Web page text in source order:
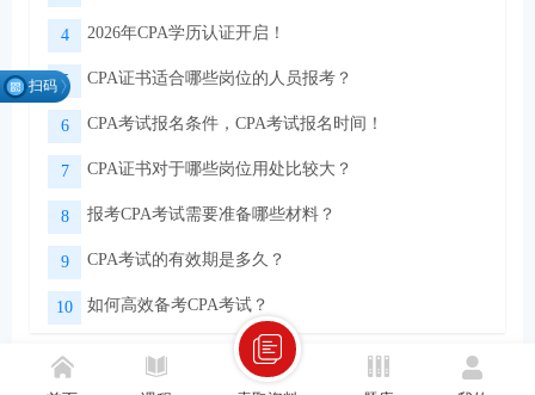
4 2026年CPA学历认证开启！
5 CPA证书适合哪些岗位的人员报考？
6 CPA考试报名条件，CPA考试报名时间！
7 CPA证书对于哪些岗位用处比较大？
8 报考CPA考试需要准备哪些材料？
9 CPA考试的有效期是多久？
10 如何高效备考CPA考试？
扫码
微信扫码关注公众号 领取CPA学习资料